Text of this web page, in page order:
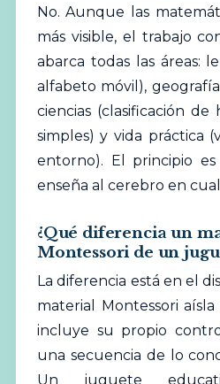
No. Aunque las
más visible, el trabajo
abarca todas las áreas:
alfabeto móvil),
ciencias (clasificación de
simples) y vida práctica
entorno). El principio
enseña al cerebro en
¿Qué diferencia un
Montessori de un
La diferencia está en el
material Montessori
incluye su propio
una secuencia de lo
Un juguete